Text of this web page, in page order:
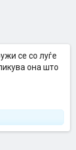
се со луѓе
она што